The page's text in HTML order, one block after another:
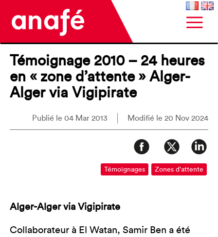
Témoignage 2010 – 24 heures
en « zone d’attente » Alger-
Alger via Vigipirate
Publié le 04 Mar 2013 Modifié le 20 Nov 2024
Témoignages Zones d'attente
Alger-Alger via Vigipirate
Collaborateur à El Watan, Samir Ben a été